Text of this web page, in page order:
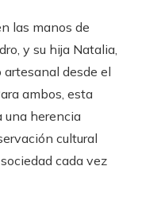
las manos de
y su hija Natalia,
desde el
ambos, esta
una herencia
cultural
cada vez